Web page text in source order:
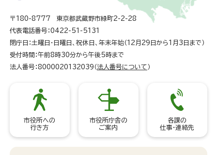
〒180-8777 東京都武蔵野市緑町2-2-28
代表電話番号：0422-51-5131
閉庁日：土曜日・日曜日、祝休日、年末年始（12月29日から1月3日まで）
受付時間：午前8時30分から午後5時まで
法人番号：8000020132039（ 法人番号について ）
市役所への
行き方
市役所庁舎の
ご案内
各課の
仕事・連絡先